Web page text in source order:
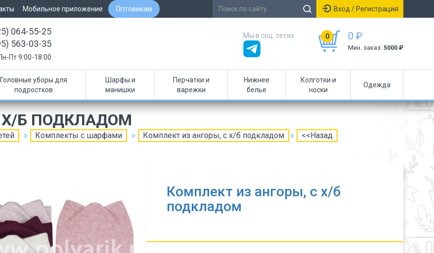
Мобильное приложение Оптовикам Вход / Регистрация
064-55-25
563-03-35
Пт 9:00-18:00
0 0 ₽
Мин. заказ: 5000 ₽
Мы в соц. сетях
Головные уборы для
подростков
Шарфы и
манишки
Перчатки и
варежки
Нижнее
белье
Колготки и
носки
Одежда
Х/Б ПОДКЛАДОМ
Комплекты с шарфами Комплект из ангоры, c х/б подкладом <<Назад
Комплект из ангоры, c х/б
подкладом